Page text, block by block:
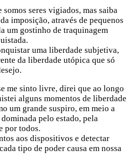
seres vigiados, mas saiba
imposição, através de pequenos
um gostinho de traquinagem
uma liberdade subjetiva,
da liberdade utópica que só
me sinto livre, direi que ao longo
alguns momentos de liberdade
um grande suspiro, em meio a
pelo estado, pela
por todos.
aos dispositivos e detectar
tipo de poder causa em nossa